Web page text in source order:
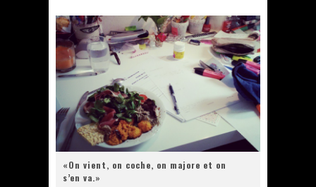
«On vient, on coche, on majore et on
s’en va.»